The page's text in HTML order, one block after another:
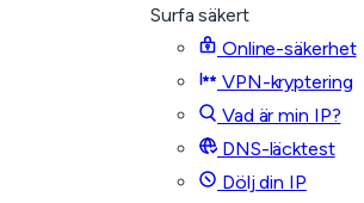
Surfa säkert
Online-säkerhet
VPN-kryptering
Vad är min IP?
DNS-läcktest
Dölj din IP